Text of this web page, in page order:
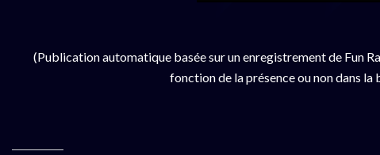
(Publication automatique basée sur un enregistrement de Fun
fonction de la présence ou non dans la